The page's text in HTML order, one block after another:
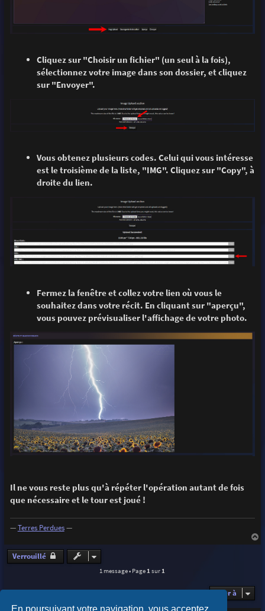
En poursuivant votre navigation, vous acceptez
Cliquez sur "Choisir un fichier" (un seul à la fois),
sélectionnez votre image dans son dossier, et cliquez
sur "Envoyer".
Vous obtenez plusieurs codes. Celui qui vous intéresse
est le troisième de la liste, "IMG". Cliquez sur "Copy", à
droite du lien.
Fermez la fenêtre et collez votre lien où vous le
souhaitez dans votre récit. En cliquant sur "aperçu",
vous pouvez prévisualiser l'affichage de votre photo.
Il ne vous reste plus qu'à répéter l'opération autant de fois
que nécessaire et le tour est joué !
—Terres Perdues—
a
Verrouillé
1 message • Page 1 sur 1
Aller à